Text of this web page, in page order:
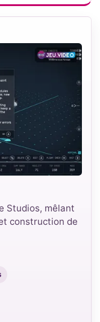
Studios, mêlant
construction de